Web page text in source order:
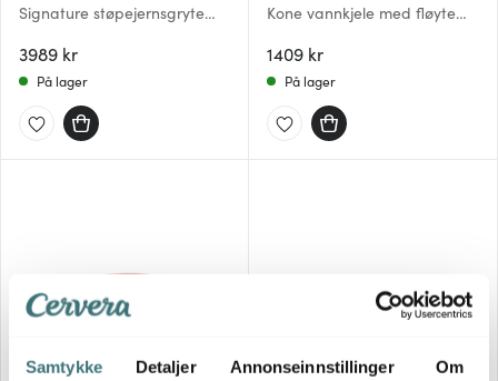
Samtykke Detaljer Annonseinnstillinger Om
Signature støpejernsgryte
3989 kr
På lager
Kone vannkjele med fløyte
1409 kr
På lager